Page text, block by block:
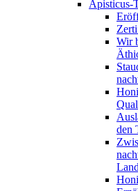
Apisticus-
Wir
den